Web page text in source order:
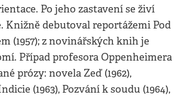
Po jeho zastavení se živí
Knižně debutoval reportážemi Pod
(1957); z novinářských knih je
Případ profesora Oppenheimera
prózy: novela Zeď (1962),
(1963), Pozvání k soudu (1964),